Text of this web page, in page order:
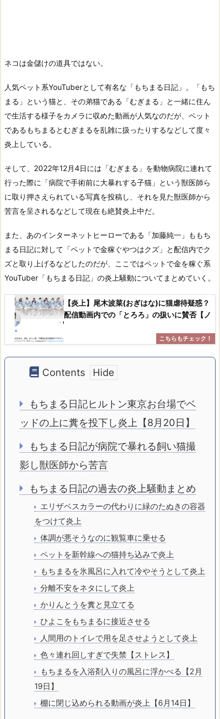
ネコは金儲けの道具ではない。
人気ペット系YouTuberとして有名な「もちまる日記」。「もち
まる」という猫と、その弟猫である「むぎまる」と一緒に住ん
で生活する様子をカメラに収めた動画が人気なのだが、ペット
であるもちまるとむぎまるを乱雑に扱ったりするなどして度々
炎上している。
そして、2022年12月4日には「むぎまる」を動物病院に連れて
行った際に「病院で手術前に大暴れする子猫」という獣医師ら
に取り押さえられている写真を投稿し、それを見た獣医師から
苦言を呈されるなどして現在も絶賛炎上中だ。
また、あのインターネットヒーローである「加藤純一」ももち
まる日記に対して「ペットで金稼ぐやつはクズ」と配信内でク
ズと取り上げるなどしたのだが、ここではペットで金を稼ぐ系
YouTuber「もちまる日記」の炎上騒動についてまとめていく。
【炎上】尾木波菜(おぎはな)に猫虐待疑惑？
配信動画内での「とろろ」の扱いに賛否【ノ
Contents
もちまる日記ヒルトン東京お台場でベ
ッドの上に糞を投下し炎上【8月20日】
もちまる日記が病院で暴れる飼い猫撮
影し獣医師から苦言
もちまる日記の過去の炎上騒動まとめ
エリザベスカラーの代わりに緑のたぬきの容器
をつけて炎上
体調が悪そうなのに観覧車に乗せる
ペットを新幹線への猫持ち込みで炎上
もちまるを氷風呂に入れて冷やそうとして炎上
分離不安をネタにして炎上
かりんとうを糞と見立てる
ひよこをもちまるに接近させる
人間用のトイレで用を足させようとして炎上
色々連れ回しすぎで失禁【ストレス】
もちまるを入浴剤入りの風呂に浮かべる 【2月
19日】
棚に閉じ込められる動画が炎上【6月14日】